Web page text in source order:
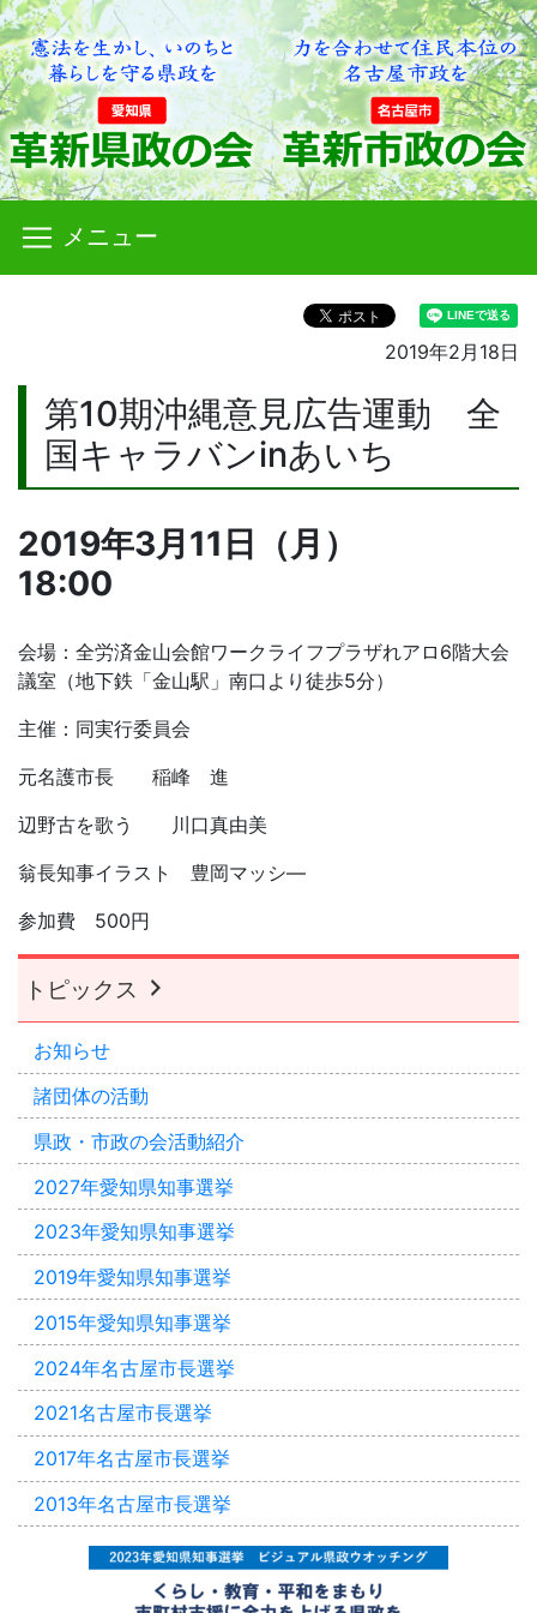
メニュー
2019年2月18日
第10期沖縄意見広告運動 全
国キャラバンinあいち
2019年3月11日（月）
18:00
会場：全労済金山会館ワークライフプラザれアロ6階大会
議室（地下鉄「金山駅」南口より徒歩5分）
主催：同実行委員会
元名護市長 稲峰 進
辺野古を歌う 川口真由美
翁長知事イラスト 豊岡マッシ―
参加費 500円
トピックス
お知らせ
諸団体の活動
県政・市政の会活動紹介
2027年愛知県知事選挙
2023年愛知県知事選挙
2019年愛知県知事選挙
2015年愛知県知事選挙
2024年名古屋市長選挙
2021名古屋市長選挙
2017年名古屋市長選挙
2013年名古屋市長選挙